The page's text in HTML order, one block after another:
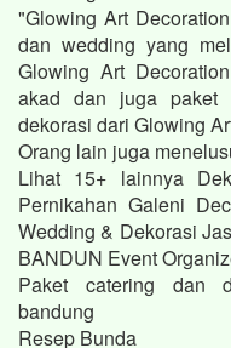
"Glowing Art
dan wedding yang
Glowing Art
akad dan juga paket
dekorasi dari Glowing
Orang lain juga
Lihat 15+ lainnya
Pernikahan Galeni
Wedding & Dekorasi
BANDUN Event
Paket catering dan
bandung
Resep Bunda